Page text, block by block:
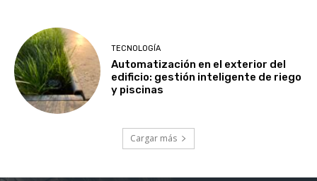
TECNOLOGÍA
Automatización en el exterior del
edificio: gestión inteligente de riego
y piscinas
Cargar más